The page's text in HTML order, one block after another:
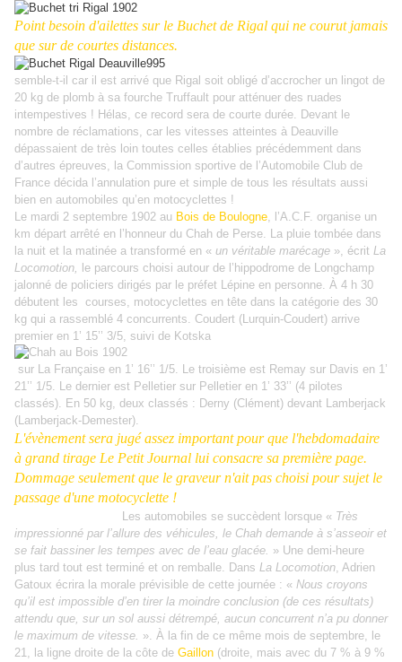
Point besoin d'ailettes sur le Buchet de Rigal qui ne courut jamais
que sur de courtes distances.
semble-t-il car il est arrivé que Rigal soit obligé d’accrocher un lingot de
20 kg de plomb à sa fourche Truffault pour atténuer des ruades
intempestives ! Hélas, ce record sera de courte durée. Devant le
nombre de réclamations, car les vitesses atteintes à Deauville
dépassaient de très loin toutes celles établies précédemment dans
d’autres épreuves, la Commission sportive de l’Automobile Club de
France décida l’annulation pure et simple de tous les résultats aussi
bien en automobiles qu’en motocyclettes !
Le mardi 2 septembre 1902 au Bois de Boulogne, l’A.C.F. organise un
km départ arrêté en l’honneur du Chah de Perse. La pluie tombée dans
la nuit et la matinée a transformé en « un véritable marécage », écrit La
Locomotion, le parcours choisi autour de l’hippodrome de Longchamp
jalonné de policiers dirigés par le préfet Lépine en personne. À 4 h 30
débutent les courses, motocyclettes en tête dans la catégorie des 30
kg qui a rassemblé 4 concurrents. Coudert (Lurquin-Coudert) arrive
premier en 1’ 15’’ 3/5, suivi de Kotska
sur La Française en 1’ 16’’ 1/5. Le troisième est Remay sur Davis en 1’
21’’ 1/5. Le dernier est Pelletier sur Pelletier en 1’ 33’’ (4 pilotes
classés). En 50 kg, deux classés : Derny (Clément) devant Lamberjack
(Lamberjack-Demester).
L'évènement sera jugé assez important pour que l'hebdomadaire
à grand tirage Le Petit Journal lui consacre sa première page.
Dommage seulement que le graveur n'ait pas choisi pour sujet le
passage d'une motocyclette !
Les automobiles se succèdent lorsque « Très
impressionné par l’allure des véhicules, le Chah demande à s’asseoir et
se fait bassiner les tempes avec de l’eau glacée. » Une demi-heure
plus tard tout est terminé et on remballe. Dans La Locomotion, Adrien
Gatoux écrira la morale prévisible de cette journée : « Nous croyons
qu’il est impossible d’en tirer la moindre conclusion (de ces résultats)
attendu que, sur un sol aussi détrempé, aucun concurrent n’a pu donner
le maximum de vitesse. ». À la fin de ce même mois de septembre, le
21, la ligne droite de la côte de Gaillon (droite, mais avec du 7 % à 9 %